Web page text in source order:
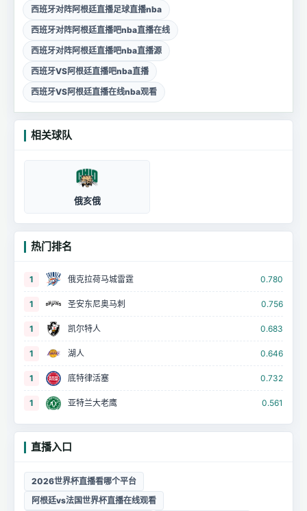
西班牙对阵阿根廷直播足球直播nba
西班牙对阵阿根廷直播吧nba直播在线
西班牙对阵阿根廷直播吧nba直播源
西班牙VS阿根廷直播吧nba直播
西班牙VS阿根廷直播在线nba观看
相关球队
俄亥俄
热门排名
1 俄克拉荷马城雷霆 0.780
1 圣安东尼奥马刺 0.756
1 凯尔特人 0.683
1 湖人 0.646
1 底特律活塞 0.732
1 亚特兰大老鹰 0.561
直播入口
2026世界杯直播看哪个平台
阿根廷vs法国世界杯直播在线观看